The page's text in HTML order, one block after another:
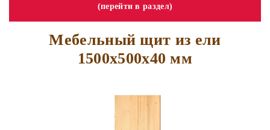
(перейти в раздел)
Мебельный щит из ели
1500х500х40 мм